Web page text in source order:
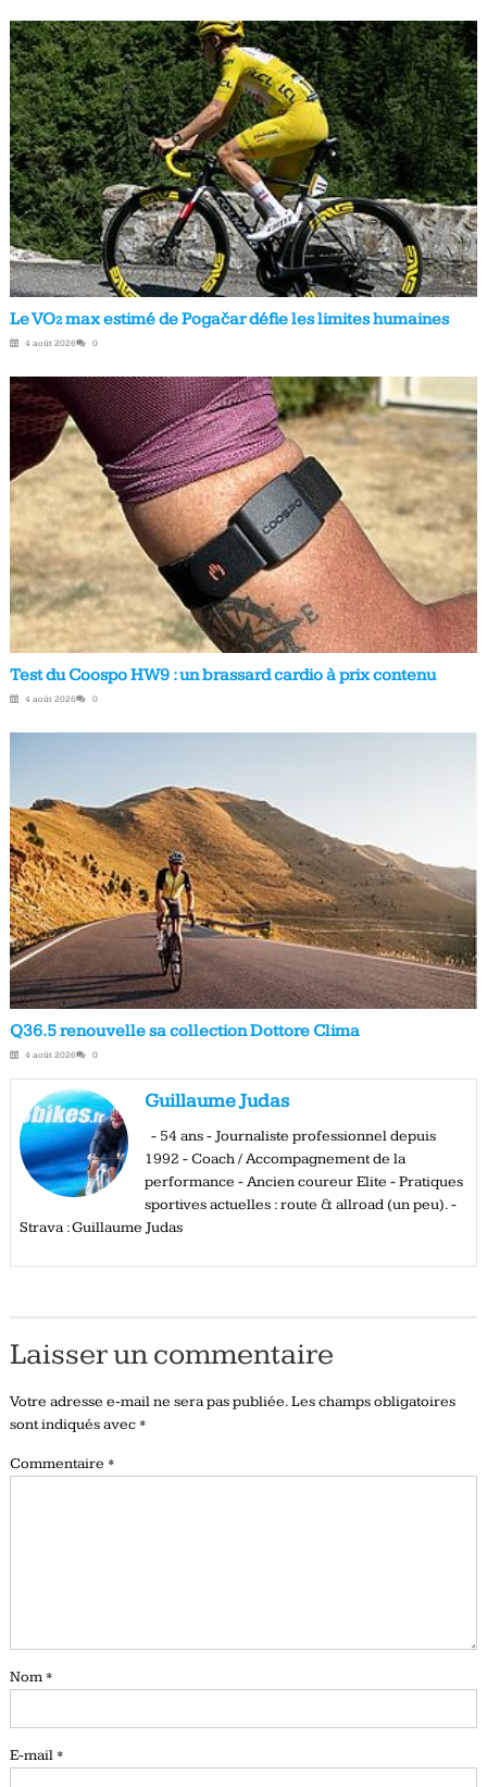
Le VO₂ max estimé de Pogačar défie les limites humaines
4 août 2026 0
Test du Coospo HW9 : un brassard cardio à prix contenu
4 août 2026 0
Q36.5 renouvelle sa collection Dottore Clima
4 août 2026 0
Guillaume Judas
- 54 ans - Journaliste professionnel depuis
1992 - Coach / Accompagnement de la
performance - Ancien coureur Elite - Pratiques
sportives actuelles : route & allroad (un peu). -
Strava : Guillaume Judas
Laisser un commentaire
Votre adresse e-mail ne sera pas publiée.Les champs obligatoires
sont indiqués avec *
Commentaire *
Nom *
E-mail *